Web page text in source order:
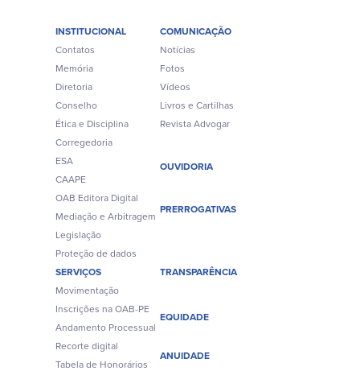
INSTITUCIONAL
Contatos
Memória
Diretoria
Conselho
Ética e Disciplina
Corregedoria
ESA
CAAPE
OAB Editora Digital
Mediação e Arbitragem
Legislação
Proteção de dados
COMUNICAÇÃO
Notícias
Fotos
Vídeos
Livros e Cartilhas
Revista Advogar
OUVIDORIA
PRERROGATIVAS
SERVIÇOS
Movimentação
Inscrições na OAB-PE
Andamento Processual
Recorte digital
Tabela de Honorários
TRANSPARÊNCIA
EQUIDADE
ANUIDADE